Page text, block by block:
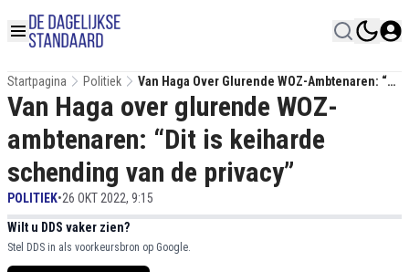
Startpagina Politiek
Van Haga Over Glurende WOZ-Ambtenaren: “Dit
Is Keiharde Schending Van De Privacy”
Van Haga over glurende WOZ-
ambtenaren: “Dit is keiharde
schending van de privacy”
POLITIEK•26 OKT 2022, 9:15
Wilt u DDS vaker zien?
Stel DDS in als voorkeursbron op Google.